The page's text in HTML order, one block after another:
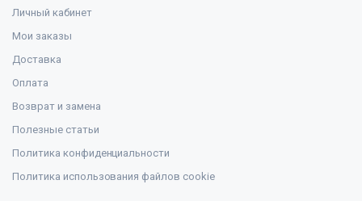
Личный кабинет
Мои заказы
Доставка
Оплата
Возврат и замена
Полезные статьи
Политика конфиденциальности
Политика использования файлов cookie